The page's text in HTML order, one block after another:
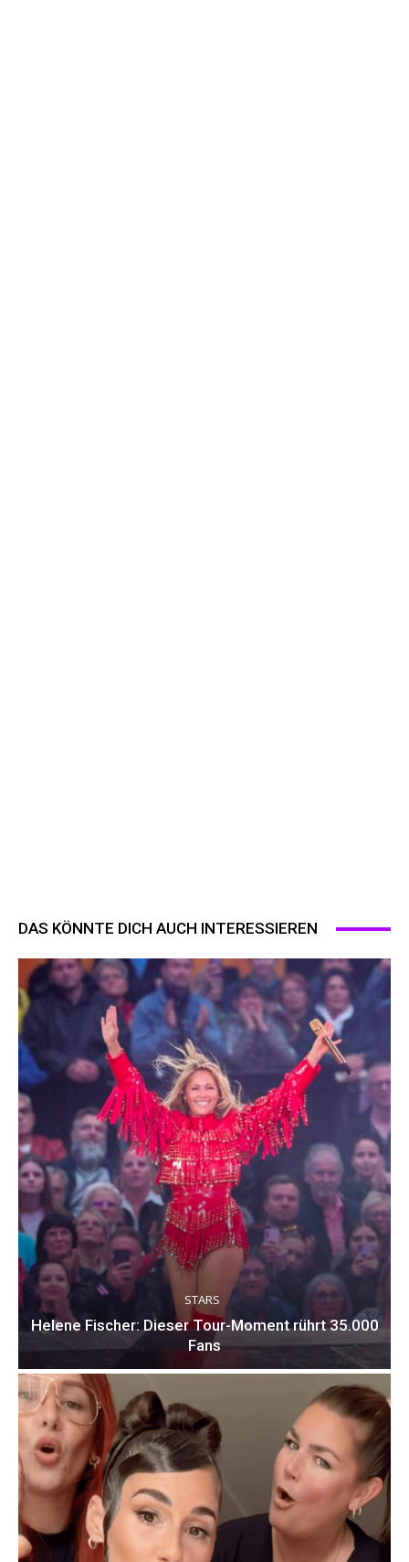
DAS KÖNNTE DICH AUCH INTERESSIEREN
STARS
Helene Fischer: Dieser Tour-Moment rührt 35.000
Fans